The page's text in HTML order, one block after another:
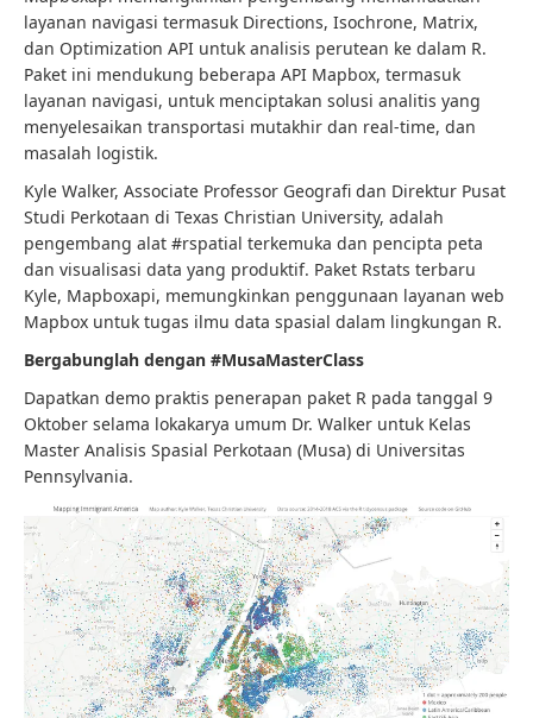
layanan navigasi termasuk Directions, Isochrone, Matrix,
dan Optimization API untuk analisis perutean ke dalam R.
Paket ini mendukung beberapa API Mapbox, termasuk
layanan navigasi, untuk menciptakan solusi analitis yang
menyelesaikan transportasi mutakhir dan real-time, dan
masalah logistik.
Kyle Walker, Associate Professor Geografi dan Direktur Pusat
Studi Perkotaan di Texas Christian University, adalah
pengembang alat #rspatial terkemuka dan pencipta peta
dan visualisasi data yang produktif. Paket Rstats terbaru
Kyle, Mapboxapi, memungkinkan penggunaan layanan web
Mapbox untuk tugas ilmu data spasial dalam lingkungan R.
Bergabunglah dengan #MusaMasterClass
Dapatkan demo praktis penerapan paket R pada tanggal 9
Oktober selama lokakarya umum Dr. Walker untuk Kelas
Master Analisis Spasial Perkotaan (Musa) di Universitas
Pennsylvania.